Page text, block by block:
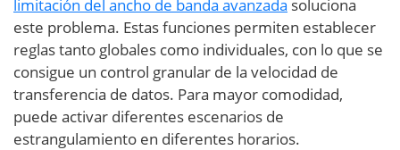
limitación del ancho de banda avanzada soluciona
este problema. Estas funciones permiten establecer
reglas tanto globales como individuales, con lo que se
consigue un control granular de la velocidad de
transferencia de datos. Para mayor comodidad,
puede activar diferentes escenarios de
estrangulamiento en diferentes horarios.